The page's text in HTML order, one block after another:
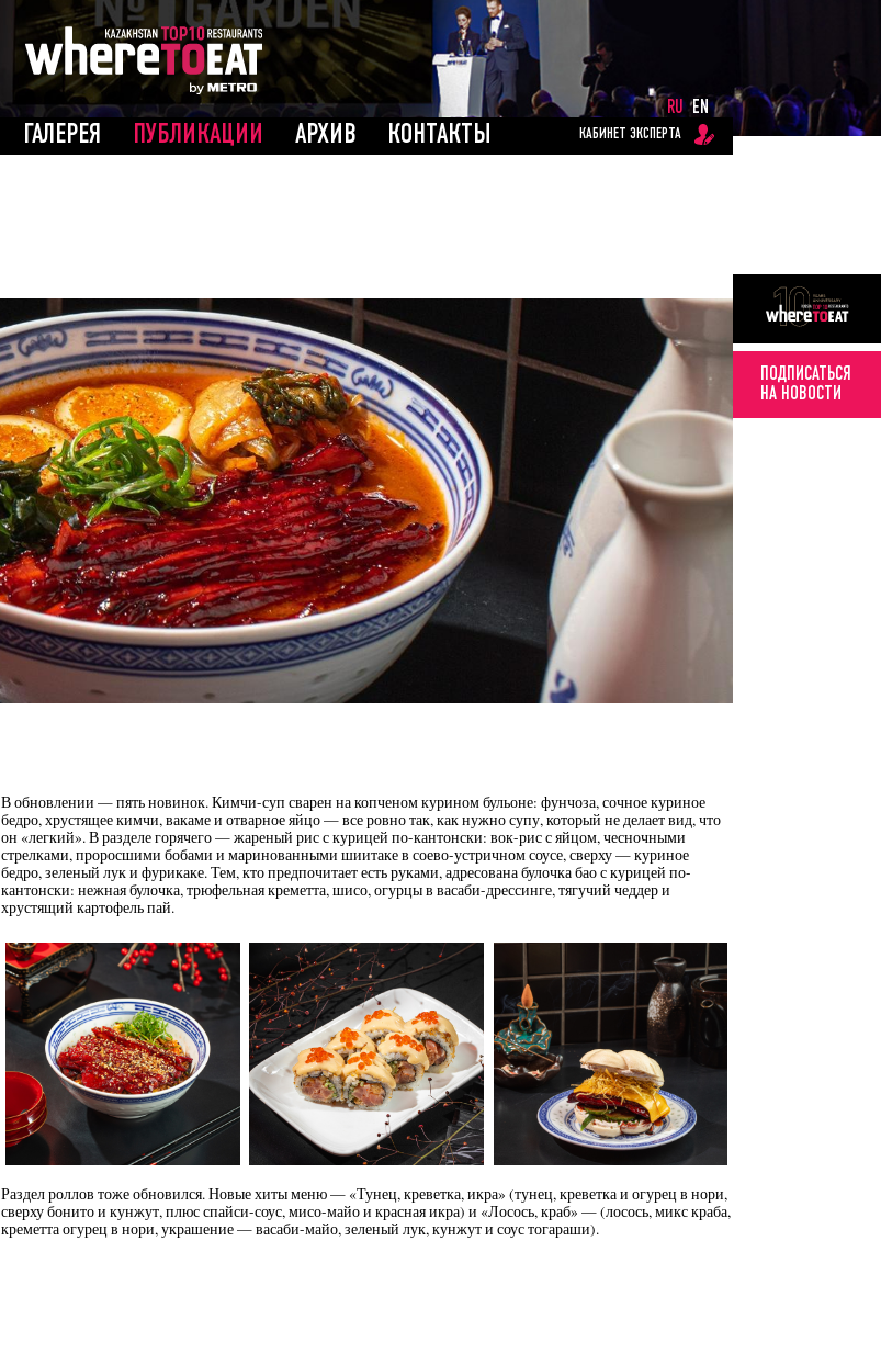
ГАЛЕРЕЯ ПУБЛИКАЦИИ АРХИВ КОНТАКТЫ
RU EN
КАБИНЕТ ЭКСПЕРТА
ПОДПИСАТЬСЯ
НА НОВОСТИ
В обновлении — пять новинок. Кимчи-суп сварен на копченом курином бульоне: фунчоза, сочное куриное
бедро, хрустящее кимчи, вакаме и отварное яйцо — все ровно так, как нужно супу, который не делает вид, что
он «легкий». В разделе горячего — жареный рис с курицей по-кантонски: вок-рис с яйцом, чесночными
стрелками, проросшими бобами и маринованными шиитаке в соево-устричном соусе, сверху — куриное
бедро, зеленый лук и фурикаке. Тем, кто предпочитает есть руками, адресована булочка бао с курицей по-
кантонски: нежная булочка, трюфельная креметта, шисо, огурцы в васаби-дрессинге, тягучий чеддер и
хрустящий картофель пай.
Раздел роллов тоже обновился. Новые хиты меню — «Тунец, креветка, икра» (тунец, креветка и огурец в нори,
сверху бонито и кунжут, плюс спайси-соус, мисо-майо и красная икра) и «Лосось, краб» — (лосось, микс краба,
креметта огурец в нори, украшение — васаби-майо, зеленый лук, кунжут и соус тогараши).